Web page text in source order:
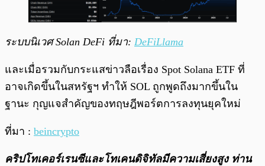
ระบบนิเวศ Solan DeFi ที่มา: DeFiLlama
และเมื่อรวมกับกระแสข่าวลือเรื่อง Spot Solana ETF ที่
อาจเกิดขึ้นในสหรัฐฯ ทำให้ SOL ถูกพูดถึงมากขึ้นใน
ฐานะ กุญแจสำคัญของทฤษฎีพอร์ตการลงทุนยุคใหม่
ที่มา : beincrypto
คริปโทเคอร์เรนซีและโทเคนดิจิทัลมีความเสี่ยงสูง ท่าน